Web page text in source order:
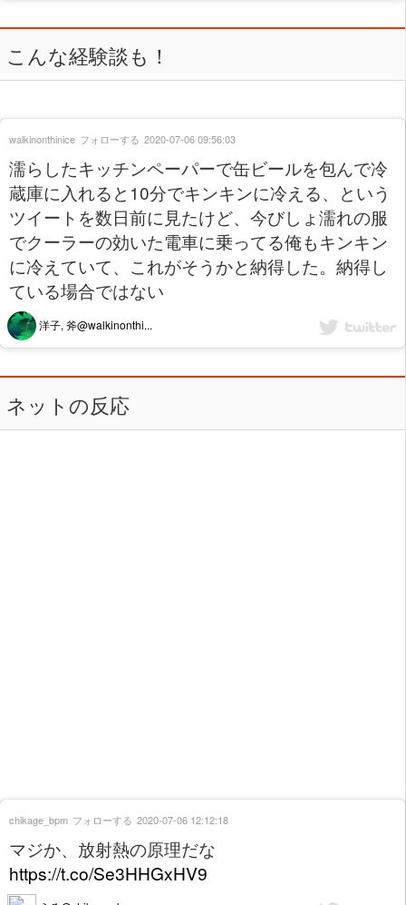
こんな経験談も！
濡らしたキッチンペーパーで缶ビールを包んで冷
蔵庫に入れると10分でキンキンに冷える、という
ツイートを数日前に見たけど、今びしょ濡れの服
でクーラーの効いた電車に乗ってる俺もキンキン
に冷えていて、これがそうかと納得した。納得し
ている場合ではない
洋子, 斧@walkinonthi...
walkinonthinice フォローする 2020-07-06 09:56:03
ネットの反応
マジか、放射熱の原理だな
https://t.co/Se3HHGxHV9
chikage_bpm フォローする 2020-07-06 12:12:18